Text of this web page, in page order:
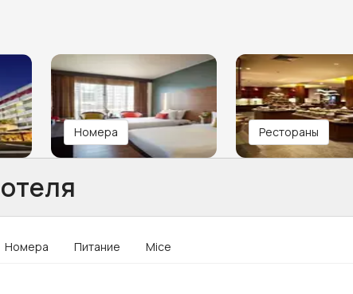
Номера Рестораны
Номера Питание Mice